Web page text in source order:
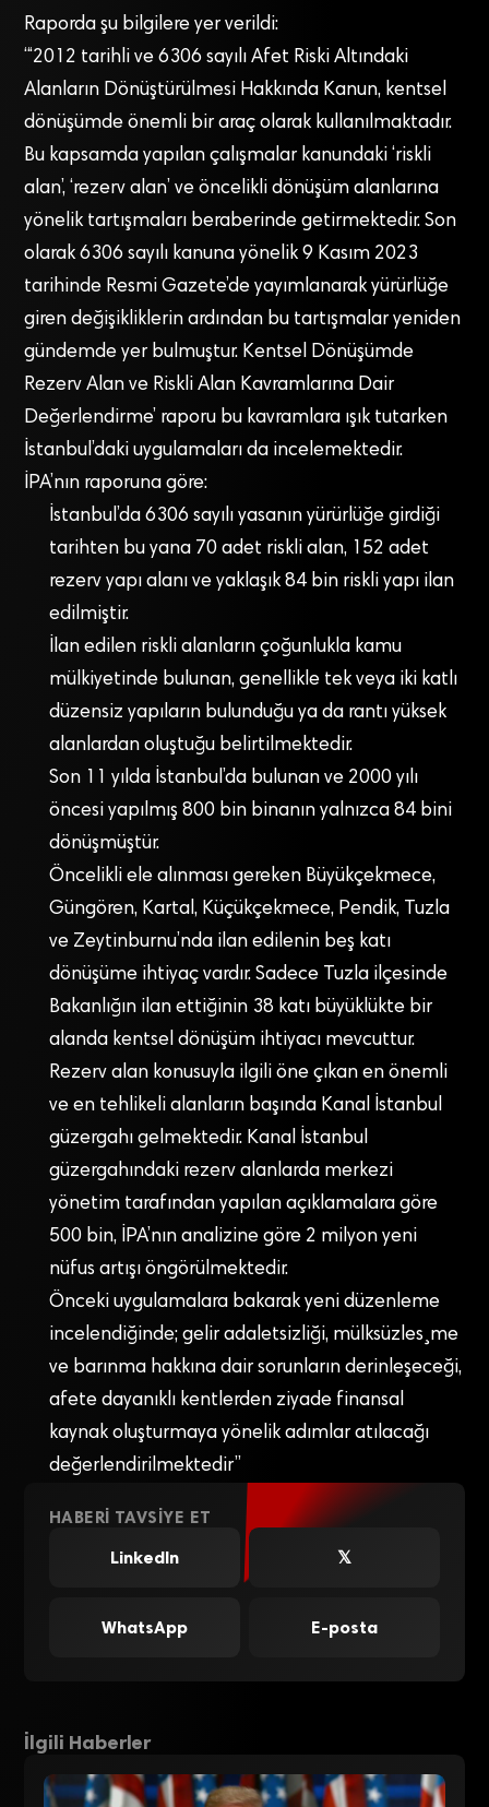
Raporda şu bilgilere yer verildi:
“‘2012 tarihli ve 6306 sayılı Afet Riski Altındaki
Alanların Dönüştürülmesi Hakkında Kanun, kentsel
dönüşümde önemli bir araç olarak kullanılmaktadır.
Bu kapsamda yapılan çalışmalar kanundaki ‘riskli
alan’, ‘rezerv alan’ ve öncelikli dönüşüm alanlarına
yönelik tartışmaları beraberinde getirmektedir. Son
olarak 6306 sayılı kanuna yönelik 9 Kasım 2023
tarihinde Resmi Gazete’de yayımlanarak yürürlüğe
giren değişikliklerin ardından bu tartışmalar yeniden
gündemde yer bulmuştur. Kentsel Dönüşümde
Rezerv Alan ve Riskli Alan Kavramlarına Dair
Değerlendirme’ raporu bu kavramlara ışık tutarken
İstanbul’daki uygulamaları da incelemektedir.
İPA’nın raporuna göre:
İstanbul’da 6306 sayılı yasanın yürürlüğe girdiği
tarihten bu yana 70 adet riskli alan, 152 adet
rezerv yapı alanı ve yaklaşık 84 bin riskli yapı ilan
edilmiştir.
İlan edilen riskli alanların çoğunlukla kamu
mülkiyetinde bulunan, genellikle tek veya iki katlı
düzensiz yapıların bulunduğu ya da rantı yüksek
alanlardan oluştuğu belirtilmektedir.
Son 11 yılda İstanbul’da bulunan ve 2000 yılı
öncesi yapılmış 800 bin binanın yalnızca 84 bini
dönüşmüştür.
Öncelikli ele alınması gereken Büyükçekmece,
Güngören, Kartal, Küçükçekmece, Pendik, Tuzla
ve Zeytinburnu’nda ilan edilenin beş katı
dönüşüme ihtiyaç vardır. Sadece Tuzla ilçesinde
Bakanlığın ilan ettiğinin 38 katı büyüklükte bir
alanda kentsel dönüşüm ihtiyacı mevcuttur.
Rezerv alan konusuyla ilgili öne çıkan en önemli
ve en tehlikeli alanların başında Kanal İstanbul
güzergahı gelmektedir. Kanal İstanbul
güzergahındaki rezerv alanlarda merkezi
yönetim tarafından yapılan açıklamalara göre
500 bin, İPA’nın analizine göre 2 milyon yeni
nüfus artışı öngörülmektedir.
Önceki uygulamalara bakarak yeni düzenleme
incelendiğinde; gelir adaletsizliği, mülksüzles¸me
ve barınma hakkına dair sorunların derinleşeceği,
afete dayanıklı kentlerden ziyade finansal
kaynak oluşturmaya yönelik adımlar atılacağı
değerlendirilmektedir”
HABERI TAVSIYE ET
LinkedIn
𝕏
WhatsApp E-posta
İlgili Haberler